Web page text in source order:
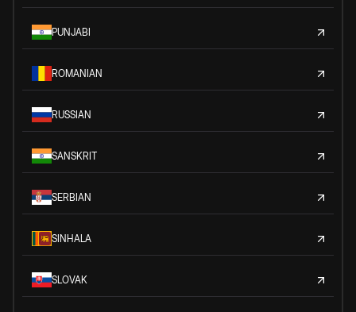
PUNJABI
ROMANIAN
RUSSIAN
SANSKRIT
SERBIAN
SINHALA
SLOVAK